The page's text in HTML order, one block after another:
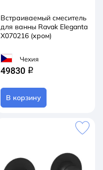
Встраиваемый смеситель
для ванны Ravak Eleganta
X070216 (хром)
Чехия
49830 q
В корзину